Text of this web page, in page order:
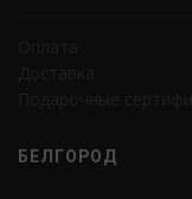
БЕЛГОРОД